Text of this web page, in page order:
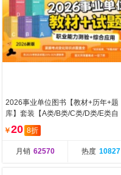
2026事业单位图书【教材+历年+题
库】套装【A类/B类/C类/D类/E类自
选】
￥20 8折
月销 62570 热度 10827